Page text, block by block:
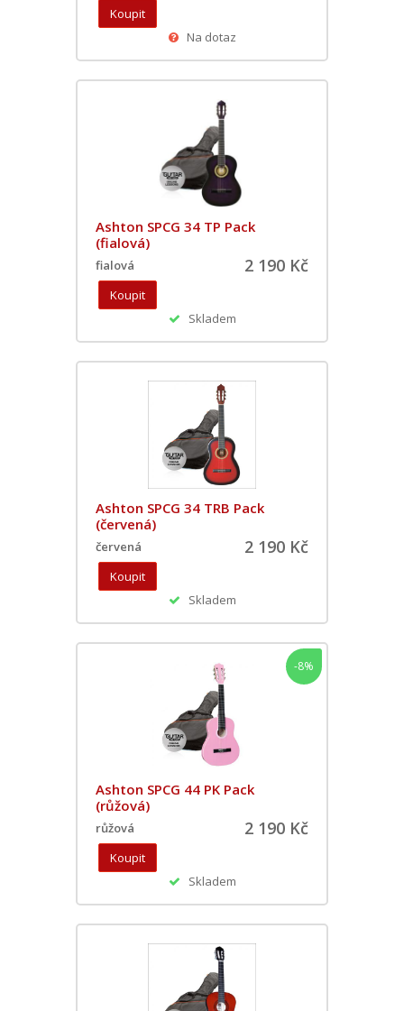
Na dotaz
Ashton SPCG 34 TP Pack
(fialová)
fialová 2 190 Kč
Skladem
Ashton SPCG 34 TRB Pack
(červená)
červená 2 190 Kč
Skladem
Ashton SPCG 44 PK Pack
(růžová)
růžová 2 190 Kč
Skladem
-8%